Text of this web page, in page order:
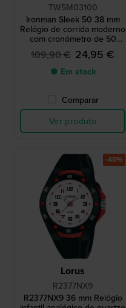
TW5M03100
Ironman Sleek 50 38 mm
Relógio de corrida moderno
com cronómetro de 50
voltas.
109,90 € 24,95 €
● Em stock
Comparar
Ver produto
Lorus
R2377NX9
R2377NX9 36 mm Relógio
-40%